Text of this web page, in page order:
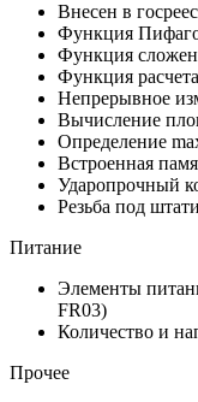
Внесен в
Функция
Функция
Функция
Непрерывное
Вычисление
Определение
Встроенная
Ударопрочный
Резьба под
Питание
Элементы
FR03)
Количество и
Прочее